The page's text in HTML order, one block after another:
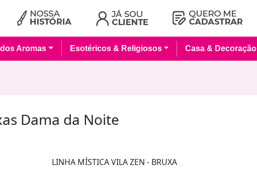
Aromas Esotéricos & Religiosos Casa & Decoração
Dama da Noite
LINHA MÍSTICA VILA ZEN - BRUXA